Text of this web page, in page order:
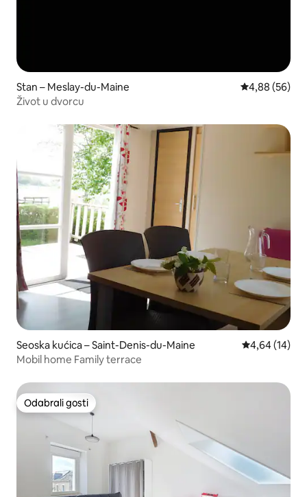
Stan – Meslay-du-Maine Prosječna
4,88 (56)
Život u dvorcu
Seoska kućica – Saint-Denis-du-Maine Prosječna
4,64 (14)
Mobil home Family terrace
Odabrali gosti
Odabrali gosti